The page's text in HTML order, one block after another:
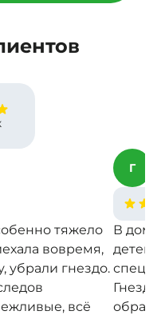
тяжело
вовремя,
убрали гнездо.
всё
Г
В доме
детей.